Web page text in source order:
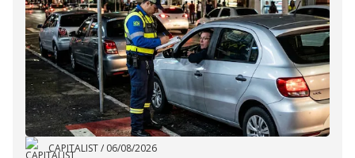
CAPITALIST/ 06/08/2026